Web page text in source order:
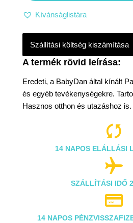
Eredeti, a BabyDan által kínált
és egyéb tevékenységekre.
Hasznos otthon és utazáshoz is.
Kívánságlistára
Szállítási költség kiszámítása

14 NAPOS ELÁLLÁSI

SZÁLLÍTÁSI IDŐ

14 NAPOS